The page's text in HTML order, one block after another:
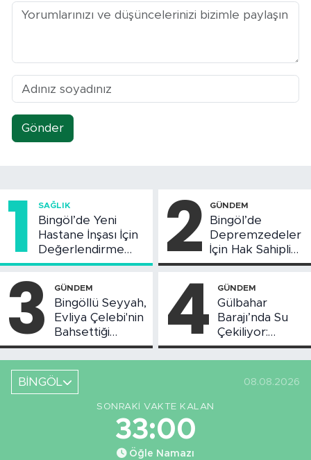
Gönder
1 SAĞLIK
Bingöl’de Yeni
Hastane İnşası İçin
Değerlendirme
Toplantısı Yapıldı
2 GÜNDEM
Bingöl’de
Depremzedeler
İçin Hak Sahipliği
Askı Süreci
3 GÜNDEM
Bingöllü Seyyah,
Evliya Çelebi'nin
Bahsettiği
Bingöl'deki O
Yeri Görüntüledi
4 GÜNDEM
Gülbahar
Barajı’nda Su
Çekiliyor:
Piknikçi Sayısı
Azaldı
BİNGÖL
08.08.2026
SONRAKI VAKTE KALAN
32:59
Öğle Namazı